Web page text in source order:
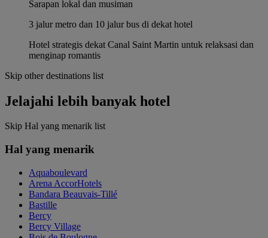
Sarapan lokal dan musiman
3 jalur metro dan 10 jalur bus di dekat hotel
Hotel strategis dekat Canal Saint Martin untuk relaksasi dan
menginap romantis
Skip other destinations list
Jelajahi lebih banyak hotel
Skip Hal yang menarik list
Hal yang menarik
Aquaboulevard
Arena AccorHotels
Bandara Beauvais-Tillé
Bastille
Bercy
Bercy Village